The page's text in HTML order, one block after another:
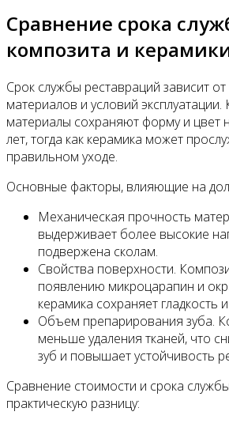
Сравнение срока
композита и
Срок службы реставраций зависит от
материалов и условий
материалы сохраняют форму и цвет
лет, тогда как керамика может
правильном уходе.
Основные факторы, влияющие на
Механическая прочность
выдерживает более высокие
подвержена сколам.
Свойства поверхности.
появлению микроцарапин и
керамика сохраняет гладкость
Объем препарирования зуба.
меньше удаления тканей, что
зуб и повышает устойчивость
Сравнение стоимости и срока
практическую разницу: